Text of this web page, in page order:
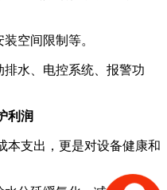
空间限制等。
排水、电控系统、报警功
利润
本支出，更是对设备健康和